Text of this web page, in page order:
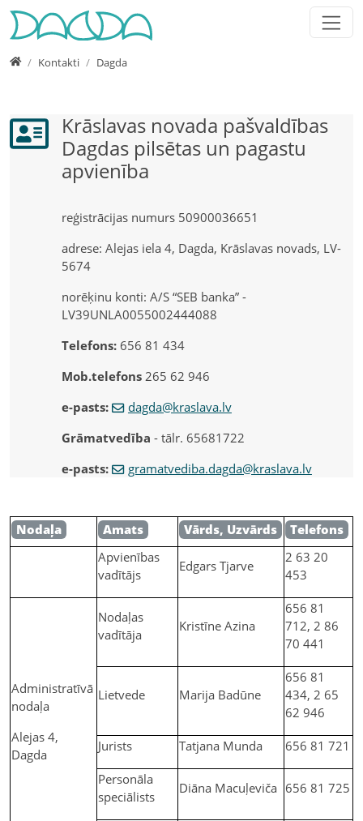
Jump directly to main navigation
Jump directly to content
Jump to sub navigation
HomeKontakti Dagda
Krāslavas novada pašvaldības
Dagdas pilsētas un pagastu
apvienība
reģistrācijas numurs 50900036651
adrese: Alejas iela 4, Dagda, Krāslavas novads, LV-
5674
norēķinu konti: A/S “SEB banka” -
LV39UNLA0055002444088
Telefons: 656 81 434
Mob.telefons 265 62 946
e-pasts:
dagda@kraslava.lv
Grāmatvedība - tālr. 65681722
e-pasts:
gramatvediba.dagda@kraslava.lv
Nodaļa Amats Vārds, Uzvārds
Telefons
Apvienības
vadītājs
Edgars Tjarve
2 63 20
453
Administratīvā
nodaļa
Alejas 4,
Dagda
Nodaļas
vadītāja
Kristīne Azina
656 81
712, 2 86
70 441
Lietvede Marija Badūne
656 81
434, 2 65
62 946
Jurists Tatjana Munda 656 81 721
Personāla
speciālists
Diāna Macuļeviča 656 81 725